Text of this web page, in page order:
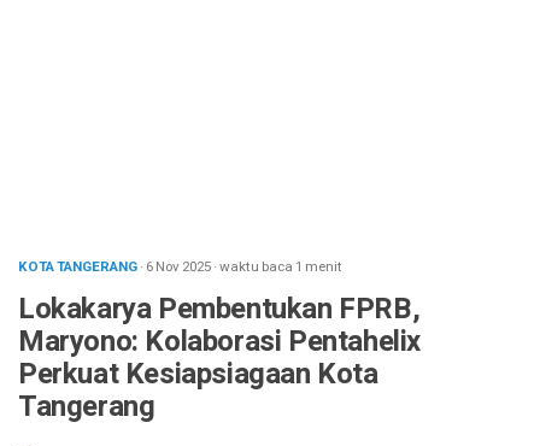
KOTA TANGERANG· 6 Nov 2025·waktu baca 1 menit
Lokakarya Pembentukan FPRB,
Maryono: Kolaborasi Pentahelix
Perkuat Kesiapsiagaan Kota
Tangerang